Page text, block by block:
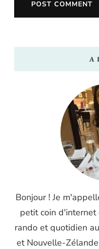
A
Bonjour ! Je
petit coin
rando et quotidien
et Nouvelle-